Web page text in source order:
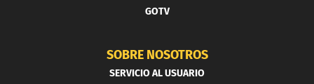
GOTV
SOBRE NOSOTROS
SERVICIO AL USUARIO